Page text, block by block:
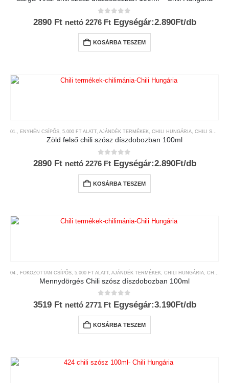
0 az 5-ből
2890 Ft nettó 2276 Ft Egységár:2.890Ft/db
KOSÁRBA TESZEM
01., ENYHÉN CSÍPŐS, 5.000 FT ALATT, AJÁNDÉK TERMÉKEK, CHILI HUNGÁRIA, CHILI SZÓSZOK ÉS KRÉMEK
Zöld felső chili szósz díszdobozban 100ml
0 az 5-ből
2890 Ft nettó 2276 Ft Egységár:2.890Ft/db
KOSÁRBA TESZEM
04., FOKOZOTTAN CSÍPŐS 5.000 FT ALATT AJÁNDÉK TERMÉKEK CHILI HUNGÁRIA CHILI SZÓSZOK ÉS KRÉMEK
Mennydörgés Chili szósz díszdobozban 100ml
0 az 5-ből
3519 Ft nettó 2771 Ft Egységár:3.190Ft/db
KOSÁRBA TESZEM